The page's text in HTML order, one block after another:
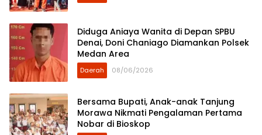
Diduga Aniaya Wanita di Depan SPBU
Denai, Doni Chaniago Diamankan Polsek
Medan Area
Daerah 08/06/2026
Bersama Bupati, Anak-anak Tanjung
Morawa Nikmati Pengalaman Pertama
Nobar di Bioskop